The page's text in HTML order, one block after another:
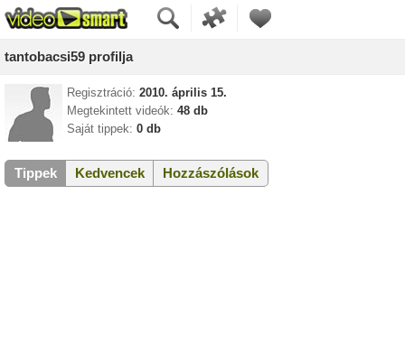
tantobacsi59 profilja
Regisztráció: 2010. április 15.
Megtekintett videók: 48 db
Saját tippek: 0 db
Tippek Kedvencek Hozzászólások